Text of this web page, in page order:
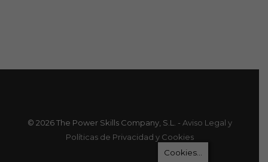
© 2026 The Power Skills Company, S.L. - Aviso Legal y
Políticas de Privacidad y Cookies
Cookies...